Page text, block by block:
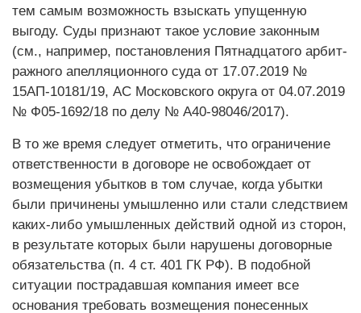
тем самым возможность взыскать упущенную
выгоду. Суды признают такое условие законным
(см., например, постановления Пятнадцатого арбит­
ражного апелляционного суда от 17.07.2019 №
15АП-10181/19, АС Московского округа от 04.07.2019
№ Ф05-1692/18 по делу № А40-98046/2017).
В то же время следует отметить, что ограничение
ответственности в договоре не освобождает от
возмещения убытков в том случае, когда убытки
были причинены умышленно или стали следствием
каких-либо умышленных действий одной из сторон,
в результате которых были нарушены договорные
обязательства (п. 4 ст. 401 ГК РФ). В подобной
ситуации пострадавшая компания имеет все
основания требовать возмещения понесенных